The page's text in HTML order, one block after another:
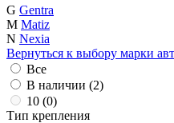
G Gentra
M Matiz
N Nexia
Вернуться к выбору марки
Все
В наличии (2)
10 (0)
Тип крепления